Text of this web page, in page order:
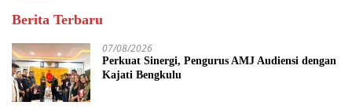
Berita Terbaru
07/08/2026
Perkuat Sinergi, Pengurus AMJ Audiensi dengan
Kajati Bengkulu